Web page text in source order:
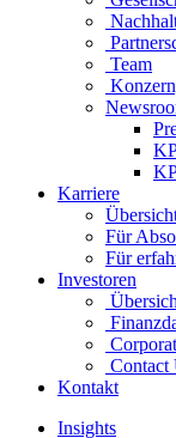
Team
Karriere
Für
Für
Investoren
Contact
Kontakt
Insights